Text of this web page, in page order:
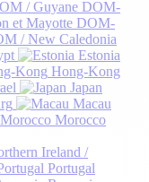
DOM-
DOM-
Estonia
Hong-Kong
Japan
Macau
Morocco
Ireland /
Portugal